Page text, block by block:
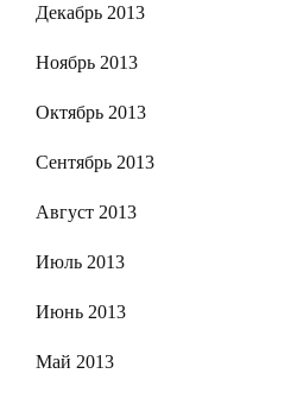
Декабрь 2013
Ноябрь 2013
Октябрь 2013
Сентябрь 2013
Август 2013
Июль 2013
Июнь 2013
Май 2013